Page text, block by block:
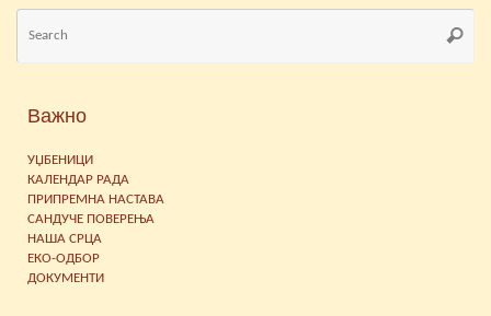
Важно
УЏБЕНИЦИ
КАЛЕНДАР РАДА
ПРИПРЕМНА НАСТАВА
САНДУЧЕ ПОВЕРЕЊА
НАША СРЦА
ЕКО-ОДБОР
ДОКУМЕНТИ